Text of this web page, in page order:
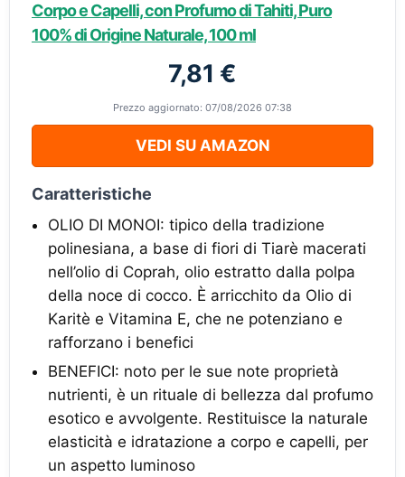
Corpo e Capelli, con Profumo di Tahiti, Puro
100% di Origine Naturale, 100 ml
7,81 €
Prezzo aggiornato: 07/08/2026 07:38
VEDI SU AMAZON
Caratteristiche
OLIO DI MONOI: tipico della tradizione
polinesiana, a base di fiori di Tiarè macerati
nell’olio di Coprah, olio estratto dalla polpa
della noce di cocco. È arricchito da Olio di
Karitè e Vitamina E, che ne potenziano e
rafforzano i benefici
BENEFICI: noto per le sue note proprietà
nutrienti, è un rituale di bellezza dal profumo
esotico e avvolgente. Restituisce la naturale
elasticità e idratazione a corpo e capelli, per
un aspetto luminoso